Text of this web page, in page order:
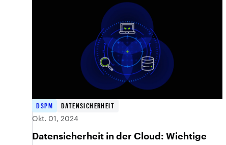
DSPM
DATENSICHERHEIT
Okt. 01, 2024
Datensicherheit in der Cloud: Wichtige